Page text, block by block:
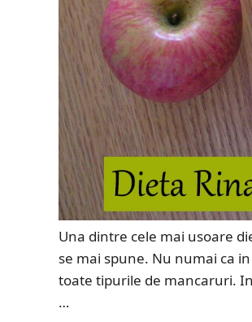
Una dintre cele mai usoare
se mai spune. Nu numai ca
toate tipurile de mancaruri.
…